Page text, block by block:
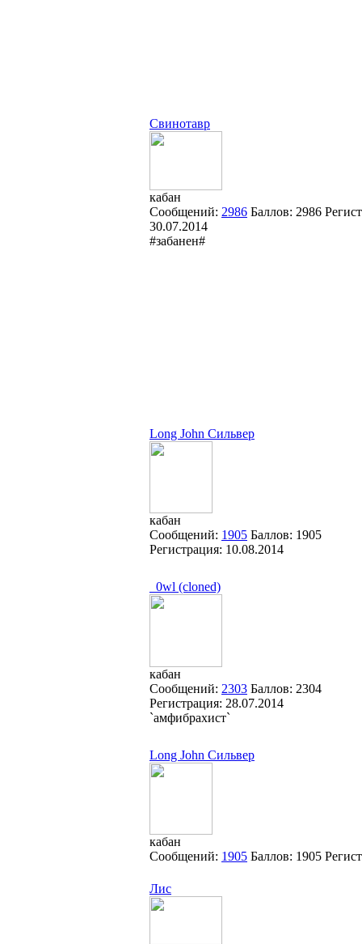
Свинотавр
кабан
Сообщений: 2986 Баллов: 2986
30.07.2014
#забанен#
Long John Сильвер
кабан
Сообщений: 1905 Баллов: 1905
Регистрация: 10.08.2014
_0wl (cloned)
кабан
Сообщений: 2303 Баллов: 2304
Регистрация: 28.07.2014
`амфибрахист`
Long John Сильвер
кабан
Сообщений: 1905 Баллов: 1905
Лис